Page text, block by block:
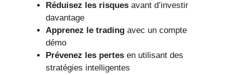
Réduisez les risques avant d’investir
davantage
Apprenez le trading avec un compte
démo
Prévenez les pertes en utilisant des
stratégies intelligentes